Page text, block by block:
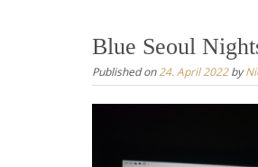
Blue Seoul
Published on24. April 2022by